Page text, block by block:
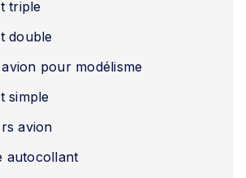
triple
double
pour modélisme
simple
avion
autocollant